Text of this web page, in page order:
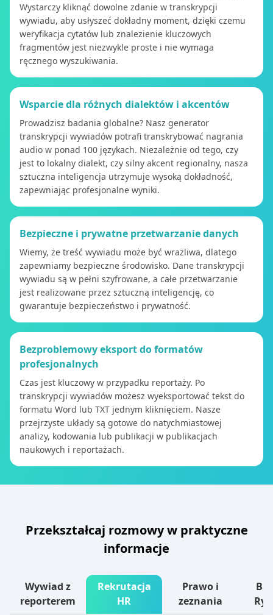
Wystarczy kliknąć dowolne zdanie w transkrypcji
wywiadu, aby usłyszeć dokładny moment, dzięki czemu
weryfikacja cytatów lub znalezienie kluczowych
fragmentów jest niezwykle proste i nie wymaga
ręcznego wyszukiwania.
Wsparcie dla różnych dialektów i akcentów
Prowadzisz badania globalne? Nasz generator
transkrypcji wywiadów potrafi transkrybować nagrania
audio w ponad 100 językach. Niezależnie od tego, czy
jest to lokalny dialekt, czy silny akcent regionalny, nasza
sztuczna inteligencja utrzymuje wysoką dokładność,
zapewniając profesjonalne wyniki.
Bezpieczne i prywatne przetwarzanie danych
Wiemy, że treść wywiadu może być wrażliwa, dlatego
zapewniamy bezpieczne środowisko. Dane transkrypcji
wywiadu są w pełni szyfrowane, a całe przetwarzanie
jest realizowane przez sztuczną inteligencję, co
gwarantuje bezpieczeństwo i prywatność.
Bezproblemowy eksport do formatów
profesjonalnych
Czas jest kluczowy w przypadku reportaży. Po
transkrypcji wywiadów możesz wyeksportować tekst do
formatu Word lub TXT jednym kliknięciem. Nasze
przejrzyste układy są gotowe do natychmiastowej
analizy, kodowania lub publikacji w publikacjach
naukowych i reportażach.
Przekształcaj rozmowy w praktyczne
informacje
Wywiad z
reporterem
Rekrutacja
HR
Prawo i
zeznania